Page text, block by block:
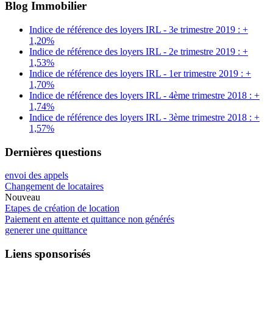
Blog Immobilier
Indice de référence des loyers IRL - 3e trimestre 2019 : +
1,20%
Indice de référence des loyers IRL - 2e trimestre 2019 : +
1,53%
Indice de référence des loyers IRL - 1er trimestre 2019 : +
1,70%
Indice de référence des loyers IRL - 4ème trimestre 2018 : +
1,74%
Indice de référence des loyers IRL - 3ème trimestre 2018 : +
1,57%
Dernières questions
envoi des appels
Changement de locataires
Nouveau
Etapes de création de location
Paiement en attente et quittance non générés
generer une quittance
Liens sponsorisés